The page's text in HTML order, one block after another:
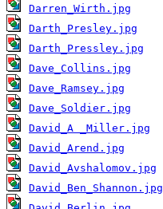
Darren_Wirth.jpg
Darth_Presley.jpg
Darth_Pressley.jpg
Dave_Collins.jpg
Dave_Ramsey.jpg
Dave_Soldier.jpg
David_A _Miller.jpg
David_Arend.jpg
David_Avshalomov.jpg
David_Ben_Shannon.jpg